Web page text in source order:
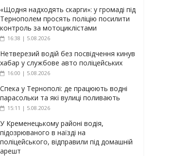
«Щодня надходять скарги»: у громаді під
Тернополем просять поліцію посилити
контроль за мотоциклістами
16:38 | 5.08.2026
Нетверезий водій без посвідчення кинув
хабар у службове авто поліцейських
16:00 | 5.08.2026
Спека у Тернополі: де працюють водні
парасольки та які вулиці поливають
15:11 | 5.08.2026
У Кременецькому районі водія,
підозрюваного в наїзді на
поліцейського, відправили під домашній
арешт